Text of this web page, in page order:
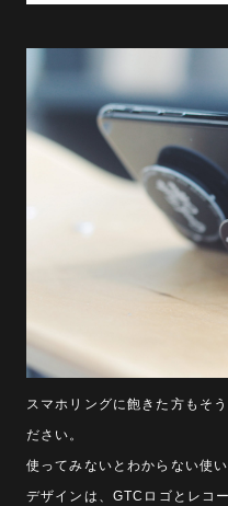
スマホリングに飽きた方もそ
ださい。
使ってみないとわからない使い
デザインは、GTCロゴとレコ